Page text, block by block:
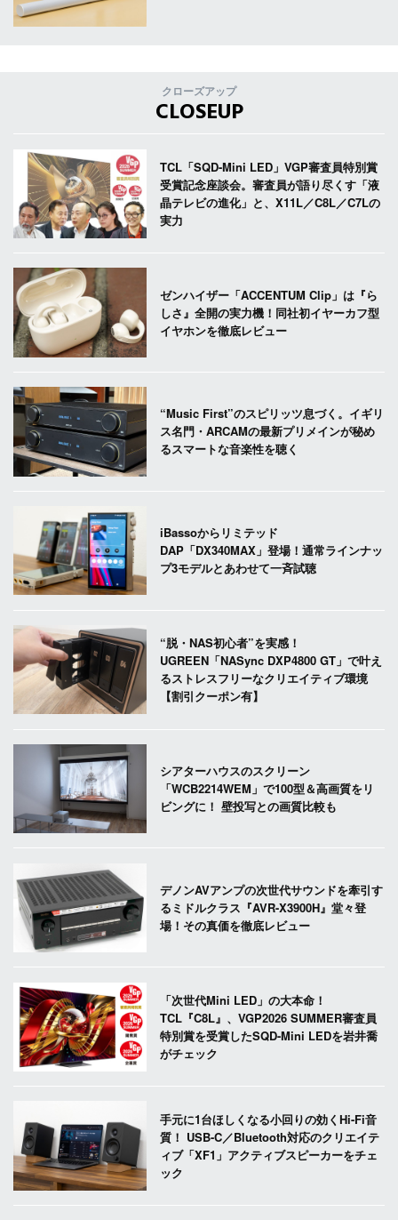
クローズアップ
CLOSEUP
TCL「SQD-Mini LED」VGP審査員特別賞
受賞記念座談会。審査員が語り尽くす「液
晶テレビの進化」と、X11L／C8L／C7Lの
実力
ゼンハイザー「ACCENTUM Clip」は『ら
しさ』全開の実力機！同社初イヤーカフ型
イヤホンを徹底レビュー
“Music First”のスピリッツ息づく。イギリ
ス名門・ARCAMの最新プリメインが秘め
るスマートな音楽性を聴く
iBassoからリミテッド
DAP「DX340MAX」登場！通常ラインナッ
プ3モデルとあわせて一斉試聴
“脱・NAS初心者”を実感！
UGREEN「NASync DXP4800 GT」で叶え
るストレスフリーなクリエイティブ環境
【割引クーポン有】
シアターハウスのスクリーン
「WCB2214WEM」で100型＆高画質をリ
ビングに！ 壁投写との画質比較も
デノンAVアンプの次世代サウンドを牽引す
るミドルクラス『AVR-X3900H』堂々登
場！その真価を徹底レビュー
「次世代Mini LED」の大本命！
TCL『C8L』、VGP2026 SUMMER審査員
特別賞を受賞したSQD-Mini LEDを岩井喬
がチェック
手元に1台ほしくなる小回りの効くHi-Fi音
質！ USB-C／Bluetooth対応のクリエイテ
ィブ「XF1」アクティブスピーカーをチェ
ック